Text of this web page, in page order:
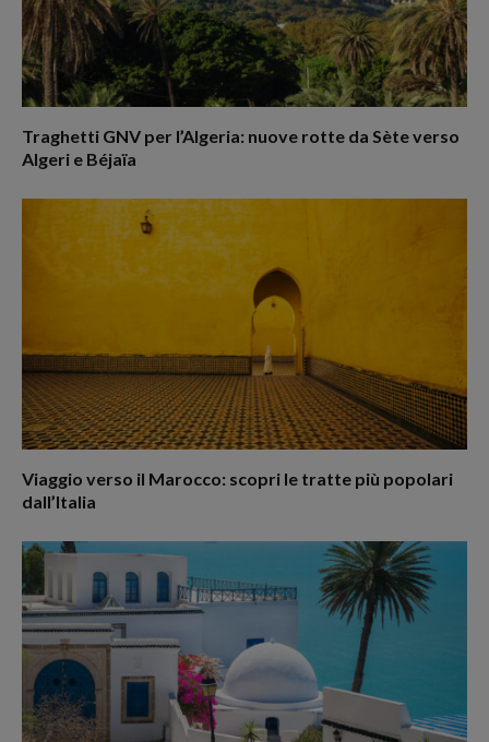
Traghetti GNV per l’Algeria: nuove rotte da Sète verso
Algeri e Béjaïa
Viaggio verso il Marocco: scopri le tratte più popolari
dall’Italia